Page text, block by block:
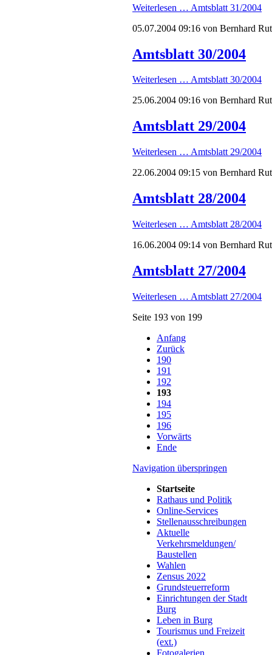
Weiterlesen … Amtsblatt 31/2004
05.07.2004 09:16 von Bernhard
Amtsblatt 30/2004
Weiterlesen … Amtsblatt 30/2004
25.06.2004 09:16 von Bernhard
Amtsblatt 29/2004
Weiterlesen … Amtsblatt 29/2004
22.06.2004 09:15 von Bernhard
Amtsblatt 28/2004
Weiterlesen … Amtsblatt 28/2004
16.06.2004 09:14 von Bernhard
Amtsblatt 27/2004
Weiterlesen … Amtsblatt 27/2004
Seite 193 von 199
Anfang
Zurück
190
191
192
193
194
195
196
Vorwärts
Ende
Navigation überspringen
Startseite
Rathaus und Politik
Online-Services
Stellenausschreibungen
Aktuelle
Verkehrsmeldungen/
Baustellen
Wahlen
Zensus 2022
Grundsteuerreform
Einrichtungen der Stadt
Burg
Leben in Burg
Tourismus und Freizeit
(ext.)
Fotogalerien